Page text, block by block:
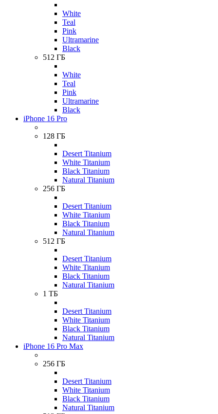
White
Teal
Pink
Ultramarine
Black
512 ГБ
White
Teal
Pink
Ultramarine
Black
iPhone 16 Pro
128 ГБ
Desert Titanium
White Titanium
Black Titanium
Natural Titanium
256 ГБ
Desert Titanium
White Titanium
Black Titanium
Natural Titanium
512 ГБ
Desert Titanium
White Titanium
Black Titanium
Natural Titanium
1 ТБ
Desert Titanium
White Titanium
Black Titanium
Natural Titanium
iPhone 16 Pro Max
256 ГБ
Desert Titanium
White Titanium
Black Titanium
Natural Titanium